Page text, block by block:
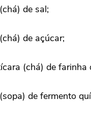
de sal;
de açúcar;
(chá) de farinha
de fermento